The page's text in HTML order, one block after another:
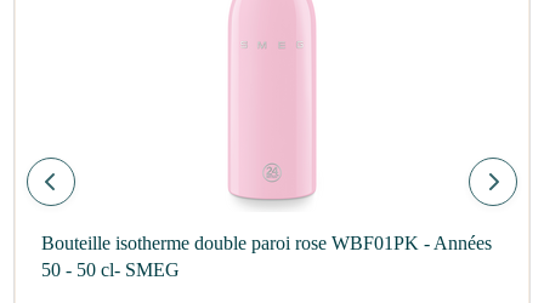
Bouteille isotherme double paroi rose WBF01PK - Années
50 - 50 cl- SMEG